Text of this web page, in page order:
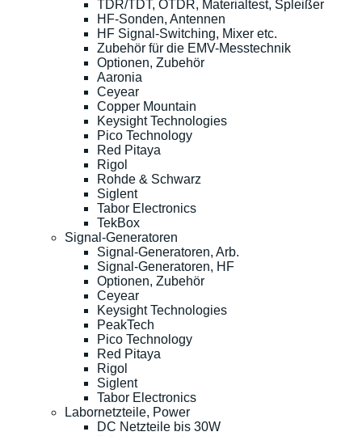
TDR/TDT, OTDR, Materialtest, Spleißer
HF-Sonden, Antennen
HF Signal-Switching, Mixer etc.
Zubehör für die EMV-Messtechnik
Optionen, Zubehör
Aaronia
Ceyear
Copper Mountain
Keysight Technologies
Pico Technology
Red Pitaya
Rigol
Rohde & Schwarz
Siglent
Tabor Electronics
TekBox
Signal-Generatoren
Signal-Generatoren, Arb.
Signal-Generatoren, HF
Optionen, Zubehör
Ceyear
Keysight Technologies
PeakTech
Pico Technology
Red Pitaya
Rigol
Siglent
Tabor Electronics
Labornetzteile, Power
DC Netzteile bis 30W